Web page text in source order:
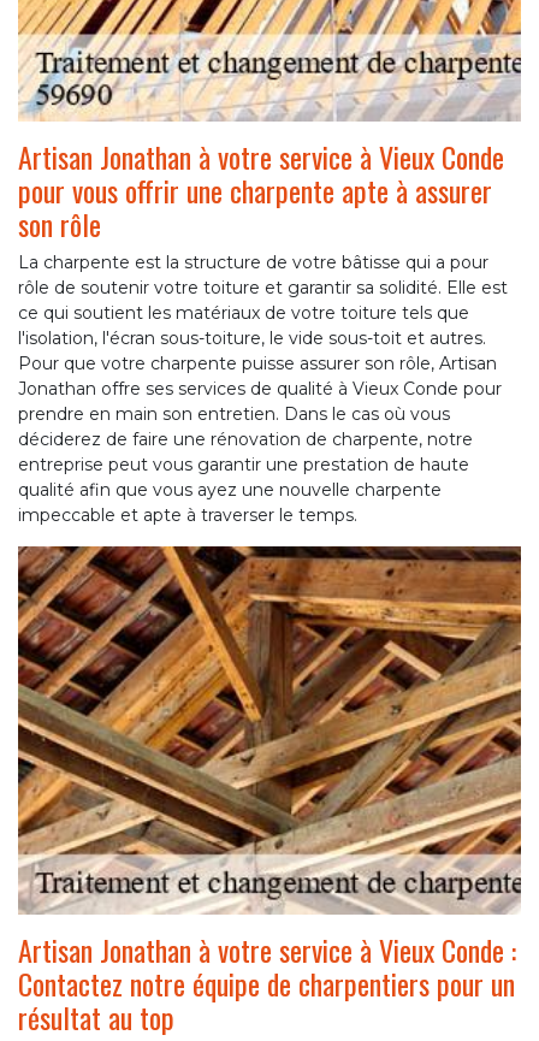
Artisan Jonathan à votre service à Vieux Conde
pour vous offrir une charpente apte à assurer
son rôle
La charpente est la structure de votre bâtisse qui a pour
rôle de soutenir votre toiture et garantir sa solidité. Elle est
ce qui soutient les matériaux de votre toiture tels que
l'isolation, l'écran sous-toiture, le vide sous-toit et autres.
Pour que votre charpente puisse assurer son rôle, Artisan
Jonathan offre ses services de qualité à Vieux Conde pour
prendre en main son entretien. Dans le cas où vous
déciderez de faire une rénovation de charpente, notre
entreprise peut vous garantir une prestation de haute
qualité afin que vous ayez une nouvelle charpente
impeccable et apte à traverser le temps.
Artisan Jonathan à votre service à Vieux Conde :
Contactez notre équipe de charpentiers pour un
résultat au top